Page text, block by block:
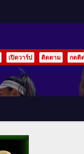
เปิดวาร์ป ติดตาม กดติ